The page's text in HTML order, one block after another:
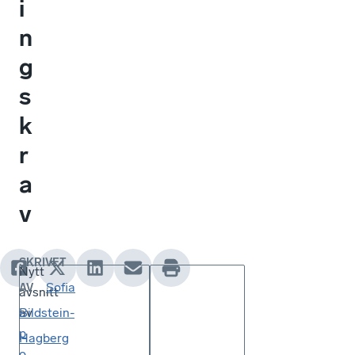
i
n
g
s
k
r
a
v
Nytt
avsnitt
av
p
SKRIVET
AV
Sofia
Bildstein-
Hagberg